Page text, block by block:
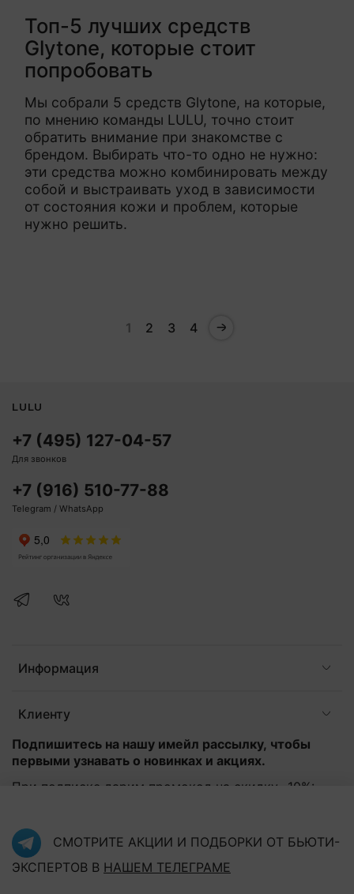
Топ-5 лучших средств
Glytone, которые стоит
попробовать
Мы собрали 5 средств Glytone, на которые,
по мнению команды LULU, точно стоит
обратить внимание при знакомстве с
брендом. Выбирать что-то одно не нужно:
эти средства можно комбинировать между
собой и выстраивать уход в зависимости
от состояния кожи и проблем, которые
нужно решить.
1 2 3 4
Информация
Клиенту
Подпишитесь на нашу имейл рассылку, чтобы
первыми узнавать о новинках и акциях.
При подписке дарим промокод на скидку -10%:
Подписаться
+7 (495) 127-04-57
Для звонков
+7 (916) 510-77-88
Telegram / WhatsApp
LULU
СМОТРИТЕ АКЦИИ И ПОДБОРКИ ОТ БЬЮТИ-
ЭКСПЕРТОВ В НАШЕМ ТЕЛЕГРАМЕ